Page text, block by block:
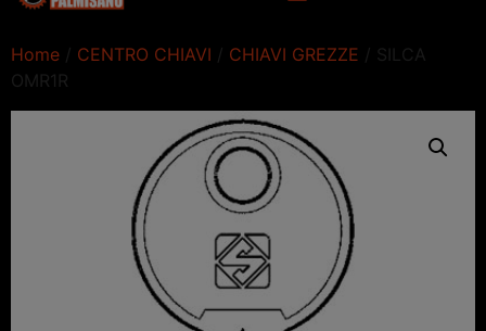
Home / CENTRO CHIAVI / CHIAVI GREZZE / SILCA
OMR1R